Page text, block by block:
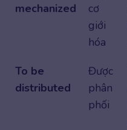
mechanized
cơ
giới
hóa
To be
distributed
Được
phân
phối